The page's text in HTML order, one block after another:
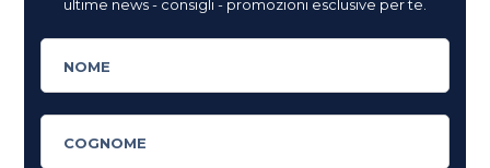
ultime news - consigli - promozioni esclusive per te.